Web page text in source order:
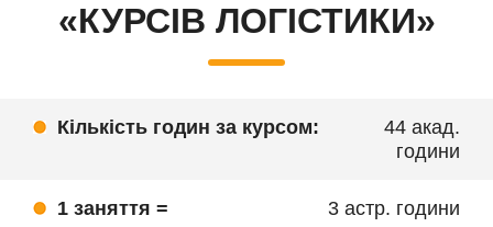
«КУРСІВ ЛОГІСТИКИ»
Кількість годин за курсом:
44 акад.
години
1 заняття = 3 астр. години